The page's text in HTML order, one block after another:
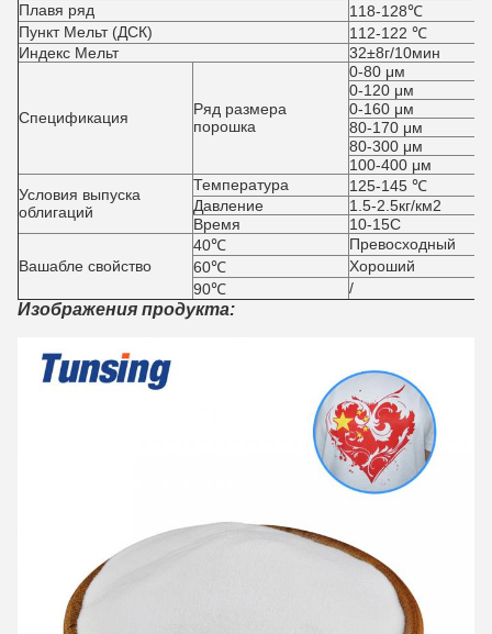
Плавя ряд
118-128℃
Пункт Мельт (ДСК)
112-122 ℃
Индекс Мельт
32±8г/10мин
Спецификация
Ряд размера
порошка
0-80 μм
0-120 μм
0-160 μм
80-170 μм
80-300 μм
100-400 μм
Условия выпуска
облигаций
Температура
125-145 ℃
Давление
1.5-2.5кг/км2
Время
10-15С
Вашабле свойство
40℃
Превосходный
60℃
Хороший
90℃
/
Изображения продукта: